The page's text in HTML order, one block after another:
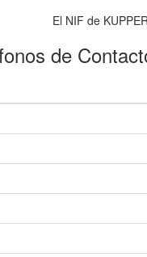
El NIF de
de